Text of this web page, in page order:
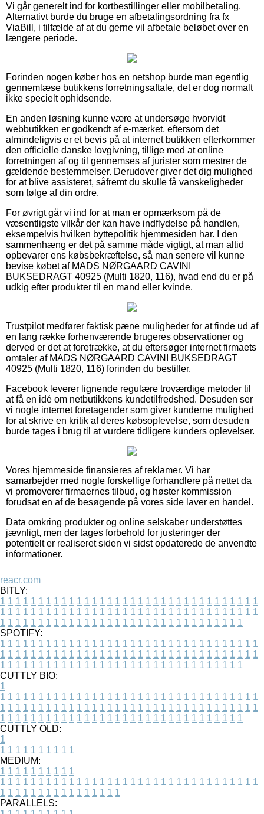
Vi går generelt ind for kortbestillinger eller mobilbetaling.
Alternativt burde du bruge en afbetalingsordning fra fx
ViaBill, i tilfælde af at du gerne vil afbetale beløbet over en
længere periode.
Forinden nogen køber hos en netshop burde man egentlig
gennemlæse butikkens forretningsaftale, det er dog normalt
ikke specielt ophidsende.
En anden løsning kunne være at undersøge hvorvidt
webbutikken er godkendt af e-mærket, eftersom det
almindeligvis er et bevis på at internet butikken efterkommer
den officielle danske lovgivning, tillige med at online
forretningen af og til gennemses af jurister som mestrer de
gældende bestemmelser. Derudover giver det dig mulighed
for at blive assisteret, såfremt du skulle få vanskeligheder
som følge af din ordre.
For øvrigt går vi ind for at man er opmærksom på de
væsentligste vilkår der kan have indflydelse på handlen,
eksempelvis hvilken byttepolitik hjemmesiden har. I den
sammenhæng er det på samme måde vigtigt, at man altid
opbevarer ens købsbekræftelse, så man senere vil kunne
bevise købet af MADS NØRGAARD CAVINI
BUKSEDRAGT 40925 (Multi 1820, 116), hvad end du er på
udkig efter produkter til en mand eller kvinde.
Trustpilot medfører faktisk pæne muligheder for at finde ud af
en lang række forhenværende brugeres observationer og
derved er det at foretrække, at du eftersøger internet firmaets
omtaler af MADS NØRGAARD CAVINI BUKSEDRAGT
40925 (Multi 1820, 116) forinden du bestiller.
Facebook leverer lignende regulære troværdige metoder til
at få en idé om netbutikkens kundetilfredshed. Desuden ser
vi nogle internet foretagender som giver kunderne mulighed
for at skrive en kritik af deres købsoplevelse, som desuden
burde tages i brug til at vurdere tidligere kunders oplevelser.
Vores hjemmeside finansieres af reklamer. Vi har
samarbejder med nogle forskellige forhandlere på nettet da
vi promoverer firmaernes tilbud, og høster kommission
forudsat en af de besøgende på vores side laver en handel.
Data omkring produkter og online selskaber understøttes
jævnligt, men der tages forbehold for justeringer der
potentielt er realiseret siden vi sidst opdaterede de anvendte
informationer.
reacr.com
BITLY:
1 1 1 1 1 1 1 1 1 1 1 1 1 1 1 1 1 1 1 1 1 1 1 1 1 1 1 1 1 1 1 1 1 1
1 1 1 1 1 1 1 1 1 1 1 1 1 1 1 1 1 1 1 1 1 1 1 1 1 1 1 1 1 1 1 1 1 1
1 1 1 1 1 1 1 1 1 1 1 1 1 1 1 1 1 1 1 1 1 1 1 1 1 1 1 1 1 1 1 1
SPOTIFY:
1 1 1 1 1 1 1 1 1 1 1 1 1 1 1 1 1 1 1 1 1 1 1 1 1 1 1 1 1 1 1 1 1 1
1 1 1 1 1 1 1 1 1 1 1 1 1 1 1 1 1 1 1 1 1 1 1 1 1 1 1 1 1 1 1 1 1 1
1 1 1 1 1 1 1 1 1 1 1 1 1 1 1 1 1 1 1 1 1 1 1 1 1 1 1 1 1 1 1 1
CUTTLY BIO:
1
1 1 1 1 1 1 1 1 1 1 1 1 1 1 1 1 1 1 1 1 1 1 1 1 1 1 1 1 1 1 1 1 1 1
1 1 1 1 1 1 1 1 1 1 1 1 1 1 1 1 1 1 1 1 1 1 1 1 1 1 1 1 1 1 1 1 1 1
1 1 1 1 1 1 1 1 1 1 1 1 1 1 1 1 1 1 1 1 1 1 1 1 1 1 1 1 1 1 1 1
CUTTLY OLD:
1
1 1 1 1 1 1 1 1 1 1
MEDIUM:
1 1 1 1 1 1 1 1 1 1
1 1 1 1 1 1 1 1 1 1 1 1 1 1 1 1 1 1 1 1 1 1 1 1 1 1 1 1 1 1 1 1 1 1
1 1 1 1 1 1 1 1 1 1 1 1 1 1 1 1
PARALLELS: